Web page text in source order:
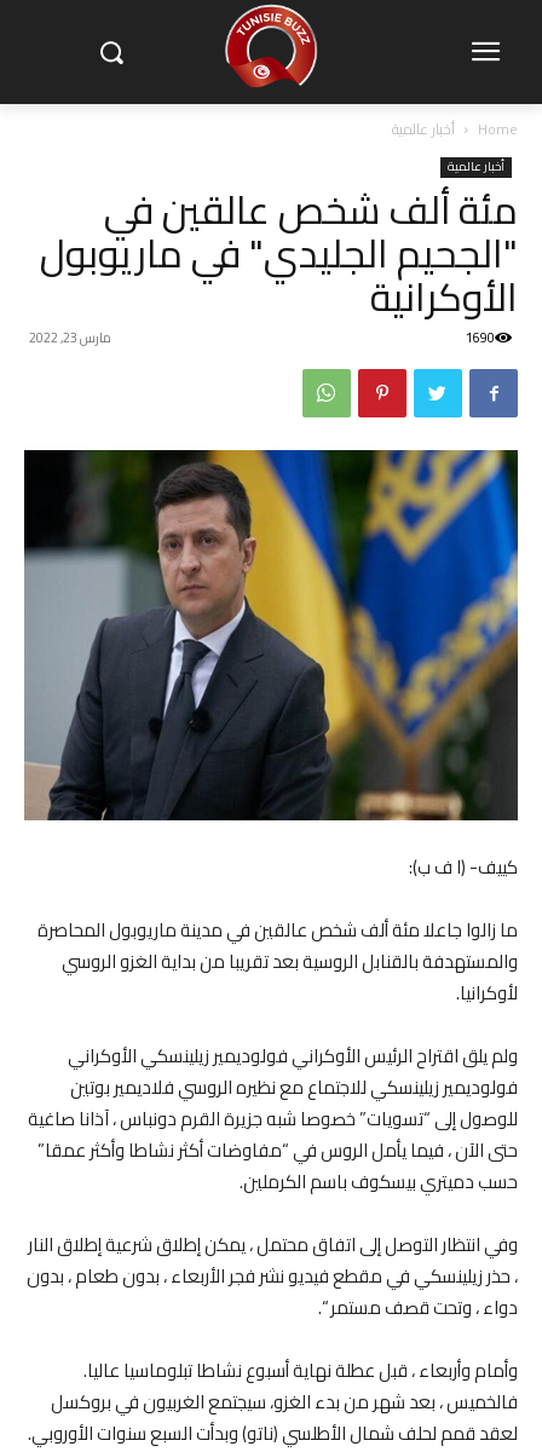
Home أخبار عالمية
أخبار عالمية
مئة ألف شخص عالقين في
"الجحيم الجليدي" في ماريوبول
الأوكرانية
مارس 23, 2022 1690
كييف- (ا ف ب):
ما زالوا جاعلا مئة ألف شخص عالقين في مدينة ماريوبول المحاصرة
والمستهدفة بالقنابل الروسية بعد تقريبا من بداية الغزو الروسي
لأوكرانيا.
ولم يلق اقتراح الرئيس الأوكراني فولوديمير زيلينسكي الأوكراني
فولوديمير زيلينسكي للاجتماع مع نظيره الروسي فلاديمير بوتين
للوصول إلى “تسويات” خصوصا شبه جزيرة القرم دونباس ، آذانا صاغية
حتى الآن ، فيما يأمل الروس في “مفاوضات أكثر نشاطا وأكثر عمقا”
حسب دميتري بيسكوف باسم الكرملين.
وفي انتظار التوصل إلى اتفاق محتمل ، يمكن إطلاق شرعية إطلاق النار
، حذر زيلينسكي في مقطع فيديو نشر فجر الأربعاء ، بدون طعام ، بدون
دواء ، وتحت قصف مستمر “.
وأمام وأربعاء ، قبل عطلة نهاية أسبوع نشاطا تبلوماسيا عاليا.
فالخميس ، بعد شهر من بدء الغزو، سيجتمع الغربيون في بروكسل
لعقد قمم لحلف شمال الأطلسي (ناتو) وبدأت السبع سنوات الأوروبي.